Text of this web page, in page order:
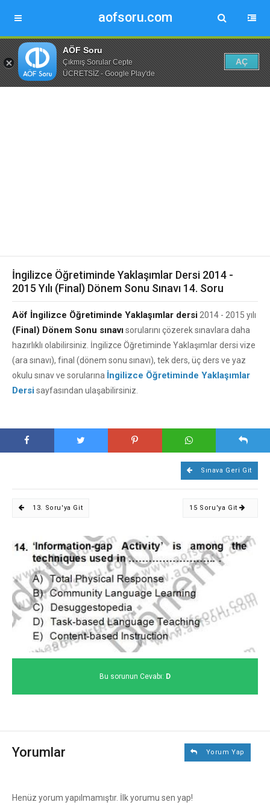
aofsoru.com
AÖF Soru
Çıkmış Sorular Cepte
ÜCRETSİZ - Google Play'de
AÇ
İngilizce Öğretiminde Yaklaşımlar Dersi 2014 -
2015 Yılı (Final) Dönem Sonu Sınavı 14. Soru
Aöf İngilizce Öğretiminde Yaklaşımlar dersi 2014 - 2015 yılı
(Final) Dönem Sonu sınavısorularını çözerek sınavlara daha
hazırlıklı olabilirsiniz. İngilizce Öğretiminde Yaklaşımlar dersi vize
(ara sınavı), final (dönem sonu sınavı), tek ders, üç ders ve yaz
okulu sınav ve sorularına İngilizce Öğretiminde Yaklaşımlar
Dersisayfasından ulaşabilirsiniz.
Sınava Geri Git
13. Soru'ya Git 15 Soru'ya Git
Bu sorunun Cevabı: D
Yorumlar Yorum Yap
Henüz yorum yapılmamıştır. İlk yorumu sen yap!